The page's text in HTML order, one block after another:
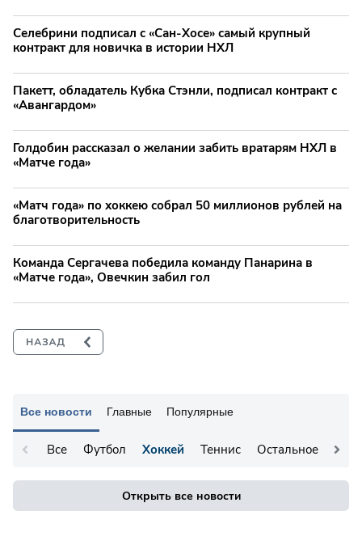
Все новости Главные Популярные
Все Футбол Хоккей Теннис Остальное
Открыть все новости
Селебрини подписал с «Сан-Хосе» самый крупный
контракт для новичка в истории НХЛ
Пакетт, обладатель Кубка Стэнли, подписал контракт с
«Авангардом»
Голдобин рассказал о желании забить вратарям НХЛ в
«Матче года»
«Матч года» по хоккею собрал 50 миллионов рублей на
благотворительность
Команда Сергачева победила команду Панарина в
«Матче года», Овечкин забил гол